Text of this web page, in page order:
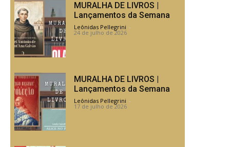
MURALHA DE LIVROS |
Lançamentos da Semana
Leônidas Pellegrini -
24 de julho de 2026
MURALHA DE LIVROS |
Lançamentos da Semana
Leônidas Pellegrini -
17 de julho de 2026